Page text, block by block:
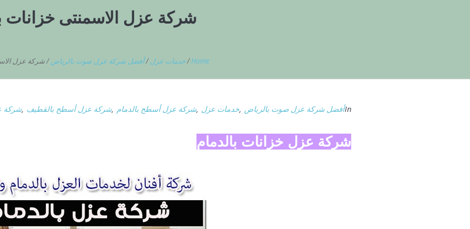
شركة عزل الاسمنتى خزانات
Home
/خدمات عزل /أفضل شركة عزل صوت بالرياض /شركة عزل
Inأفضل شركة عزل صوت بالرياض ,خدمات عزل ,شركة عزل أسطح بالدمام ,شركة عزل أسطح بالقطيف ,شركة
شركة عزل خزانات بالدمام